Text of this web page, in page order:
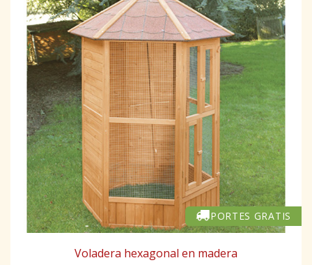
PORTES GRATIS
Voladera hexagonal en madera